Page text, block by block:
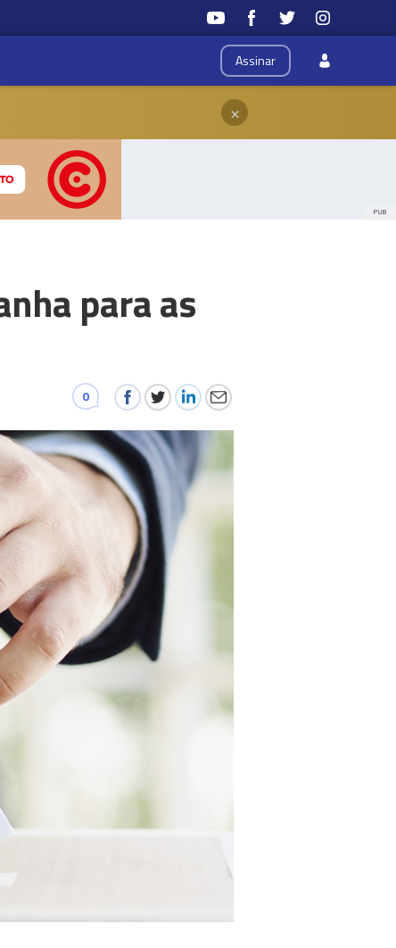
Assinar
×
PUB
para as
0